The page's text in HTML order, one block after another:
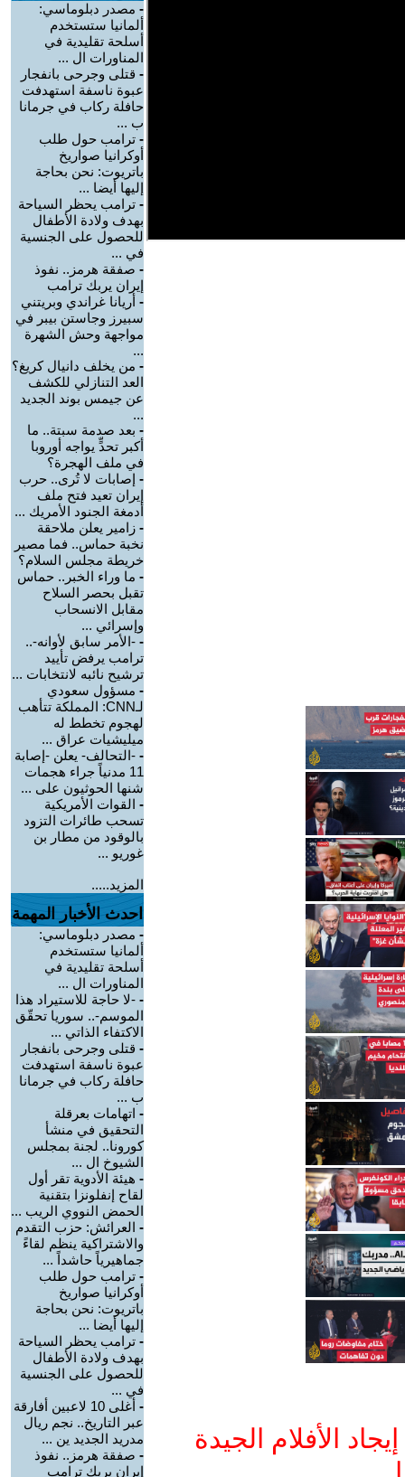
الأفلام الجيدة
- مصدر دبلوماسي:
ألمانيا ستستخدم
أسلحة تقليدية في
المناورات ال ...
- قتلى وجرحى بانفجار
عبوة ناسفة استهدفت
حافلة ركاب في جرمانا
ب ...
- ترامب حول طلب
أوكرانيا صواريخ
باتريوت: نحن بحاجة
إليها أيضا ...
- ترامب يحظر السياحة
بهدف ولادة الأطفال
للحصول على الجنسية
في ...
- صفقة هرمز.. نفوذ
إيران يربك ترامب
- أريانا غراندي وبريتني
سبيرز وجاستن بيبر في
مواجهة وحش الشهرة
...
- من يخلف دانيال كريغ؟
العد التنازلي للكشف
عن جيمس بوند الجديد
...
- بعد صدمة سبتة.. ما
أكبر تحدٍّ يواجه أوروبا
في ملف الهجرة؟
- إصابات لا تُرى.. حرب
إيران تعيد فتح ملف
أدمغة الجنود الأمريك ...
- زامير يعلن ملاحقة
نخبة حماس.. فما مصير
خريطة مجلس السلام؟
- ما وراء الخبر.. حماس
تقبل بحصر السلاح
مقابل الانسحاب
وإسرائي ...
- -الأمر سابق لأوانه-..
ترامب يرفض تأييد
ترشيح نائبه لانتخابات ...
- مسؤول سعودي
لـCNN: المملكة تتأهب
لهجوم تخطط له
ميليشيات عراق ...
- -التحالف- يعلن -إصابة
11 مدنياً جراء هجمات
شنها الحوثيون على ...
- القوات الأمريكية
تسحب طائرات التزود
بالوقود من مطار بن
غوريو ...
المزيد.....
احدث الأخبار المهمة
- مصدر دبلوماسي:
ألمانيا ستستخدم
أسلحة تقليدية في
المناورات ال ...
- -لا حاجة للاستيراد هذا
الموسم-.. سوريا تحقّق
الاكتفاء الذاتي ...
- قتلى وجرحى بانفجار
عبوة ناسفة استهدفت
حافلة ركاب في جرمانا
ب ...
- اتهامات بعرقلة
التحقيق في منشأ
كورونا.. لجنة بمجلس
الشيوخ ال ...
- هيئة الأدوية تقر أول
لقاح إنفلونزا بتقنية
الحمض النووي الريب ...
- العرائش: حزب التقدم
والاشتراكية ينظم لقاءً
جماهيرياً حاشداً ...
- ترامب حول طلب
أوكرانيا صواريخ
باتريوت: نحن بحاجة
إليها أيضا ...
- ترامب يحظر السياحة
بهدف ولادة الأطفال
للحصول على الجنسية
في ...
-
أغلى 10 لاعبين أفارقة
عبر التاريخ.. نجم ريال
مدريد الجديد ين ...
- صفقة هرمز.. نفوذ
إيران يربك ترامب